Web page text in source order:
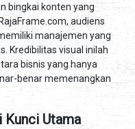
bingkai konten yang
audiens
manajemen yang
Kredibilitas visual inilah
bisnis yang hanya
benar memenangkan
Kunci Utama